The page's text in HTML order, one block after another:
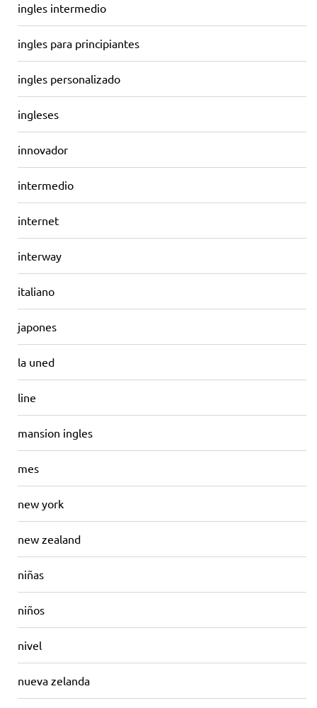
ingles intermedio
ingles para principiantes
ingles personalizado
ingleses
innovador
intermedio
internet
interway
italiano
japones
la uned
line
mansion ingles
mes
new york
new zealand
niñas
niños
nivel
nueva zelanda